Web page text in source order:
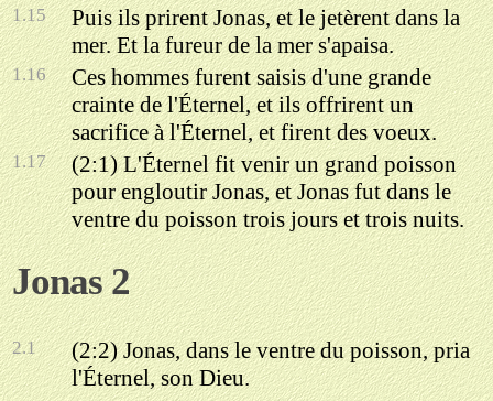
1.15
Puis ils prirent Jonas, et le jetèrent dans la
mer. Et la fureur de la mer s'apaisa.
1.16
Ces hommes furent saisis d'une grande
crainte de l'Éternel, et ils offrirent un
sacrifice à l'Éternel, et firent des voeux.
1.17
(2:1) L'Éternel fit venir un grand poisson
pour engloutir Jonas, et Jonas fut dans le
ventre du poisson trois jours et trois nuits.
Jonas 2
2.1
(2:2) Jonas, dans le ventre du poisson, pria
l'Éternel, son Dieu.